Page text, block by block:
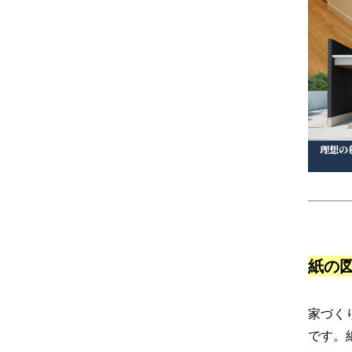
紙の
家づく
です。